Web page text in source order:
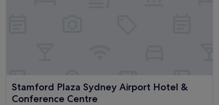
Stamford Plaza Sydney Airport Hotel &
Conference Centre
Stamford Plaza Sydney Airport Hotel & Conference